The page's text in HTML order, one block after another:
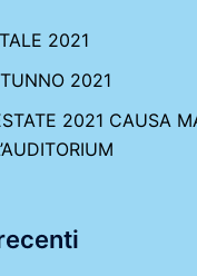
2021
2021
2021 CAUSA